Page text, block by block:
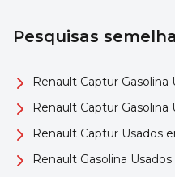
Pesquisas
Renault Captur Gasolina
Renault Captur Gasolina
Renault Captur Usados
Renault Gasolina